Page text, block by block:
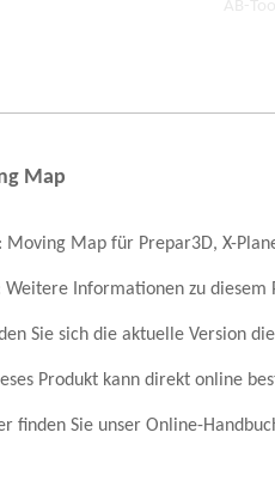
Map
: Moving Map für Prepar3D, X-
Weitere Informationen zu diesem
Sie sich die aktuelle Version
Produkt kann direkt online
finden Sie unser Online-